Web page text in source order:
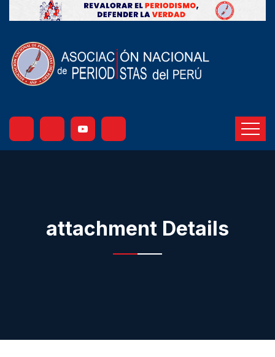
attachment Details